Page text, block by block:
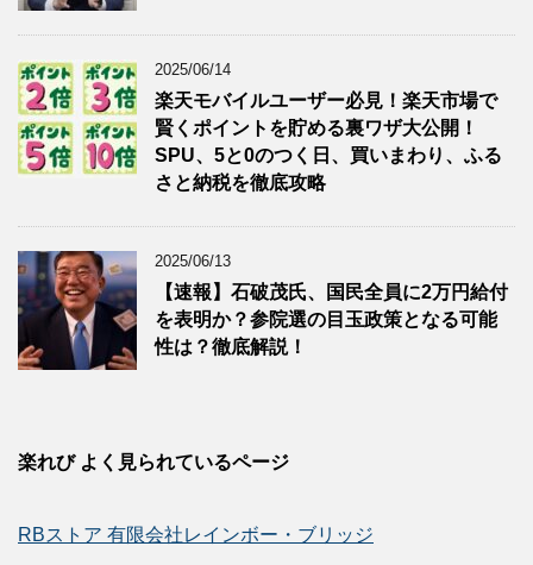
2025/06/14
楽天モバイルユーザー必見！楽天市場で
賢くポイントを貯める裏ワザ大公開！
SPU、5と0のつく日、買いまわり、ふる
さと納税を徹底攻略
2025/06/13
【速報】石破茂氏、国民全員に2万円給付
を表明か？参院選の目玉政策となる可能
性は？徹底解説！
楽れび よく見られているページ
RBストア 有限会社レインボー・ブリッジ